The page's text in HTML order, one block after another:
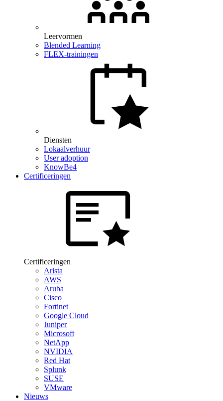
Leervormen
Blended Learning
FLEX-trainingen
Diensten
Lokaalverhuur
User adoption
KnowBe4
Certificeringen
Certificeringen
Arista
AWS
Aruba
Cisco
Fortinet
Google Cloud
Juniper
Microsoft
NetApp
NVIDIA
Red Hat
Splunk
SUSE
VMware
Nieuws